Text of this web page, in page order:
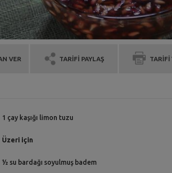
VER TARİFİ PAYLAŞ TARİFİ
1 çay kaşığı limon tuzu
Üzeri için
½ su bardağı soyulmuş badem